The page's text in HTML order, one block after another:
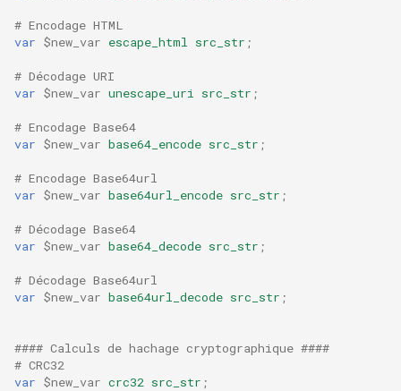
# Encodage HTML
var $new_var escape_html src_str ;
# Décodage URI
var $new_var unescape_uri src_str ;
# Encodage Base64
var $new_var base64_encode src_str ;
# Encodage Base64url
var $new_var base64url_encode src_str ;
# Décodage Base64
var $new_var base64_decode src_str ;
# Décodage Base64url
var $new_var base64url_decode src_str ;
#### Calculs de hachage cryptographique ####
# CRC32
var $new_var crc32 src_str ;